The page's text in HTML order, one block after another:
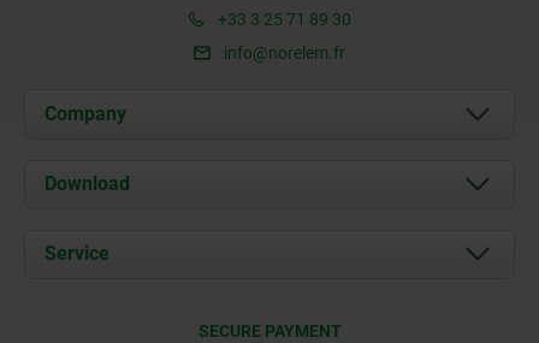
+33 3 25 71 89 30
info@norelem.fr
Company
About us
Contact
Download
Documents
Service
SECURE PAYMENT